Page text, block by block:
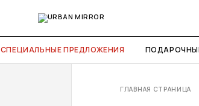
СПЕЦИАЛЬНЫЕ ПРЕДЛОЖЕНИЯ
ГЛАВНАЯ СТРАНИЦА